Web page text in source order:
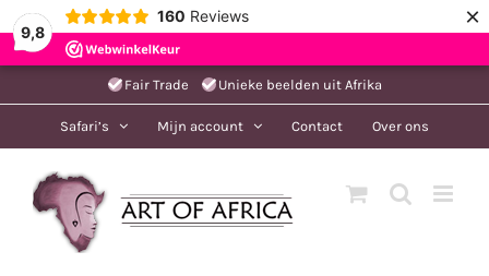
9,8
160 Reviews ×
naar
Fair Trade Unieke beelden uit Afrika
Safari’s Mijn account Contact Over ons